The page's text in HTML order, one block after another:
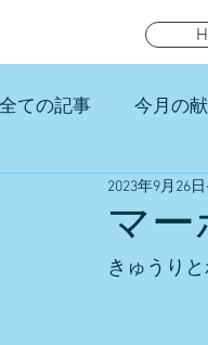
全ての記事 今月の
未就園児スマイル
マ
2023年9月26日
きゅうり